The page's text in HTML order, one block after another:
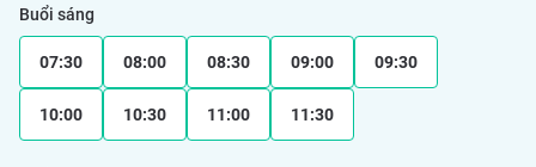
Buổi sáng
07:30 08:00 08:30 09:00 09:30
10:00 10:30 11:00 11:30